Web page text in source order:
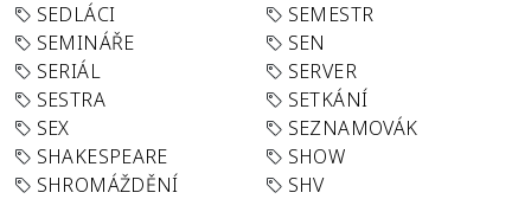
SEDLÁCI
SEMESTR
SEMINÁŘE
SEN
SERIÁL
SERVER
SESTRA
SETKÁNÍ
SEX
SEZNAMOVÁK
SHAKESPEARE
SHOW
SHROMÁŽDĚNÍ
SHV